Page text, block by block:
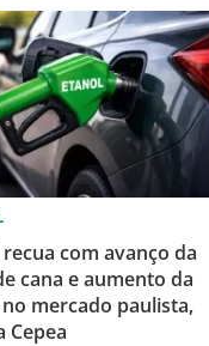
com avanço da
cana e aumento da
mercado paulista,
Cepea